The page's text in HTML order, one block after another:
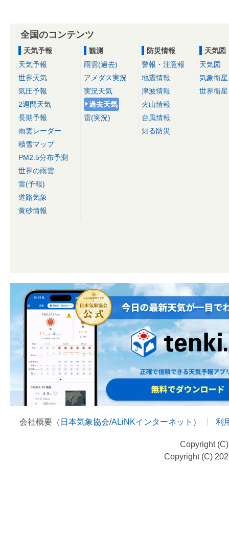
全国のコンテンツ
天気予報
天気予報
世界天気
気圧予報
2週間天気
長期予報
雨雲レーダー
積雪マップ
PM2.5分布予測
世界の雨雲
雷(予報)
道路気象
黄砂情報
観測
雨雲(過去)
アメダス実況
実況天気
過去天気
雷(実況)
防災情報
警報・注意報
地震情報
津波情報
火山情報
台風情報
知る防災
天気図
天気図
気象衛星
世界衛星
会社概要（ 日本気象協会/ALiNKインターネット ） 利
Copyright
Copyright (C)